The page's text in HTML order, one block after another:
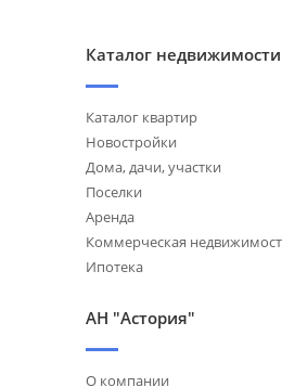
Каталог недвижимости
Каталог квартир
Новостройки
Дома, дачи, участки
Поселки
Аренда
Коммерческая
Ипотека
АН "Астория"
О компании